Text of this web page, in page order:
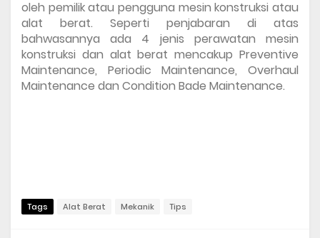
oleh pemilik atau pengguna mesin konstruksi atau
alat berat. Seperti penjabaran di atas
bahwasannya ada 4 jenis perawatan mesin
konstruksi dan alat berat mencakup Preventive
Maintenance, Periodic Maintenance, Overhaul
Maintenance dan Condition Bade Maintenance.
Tags Alat Berat Mekanik Tips